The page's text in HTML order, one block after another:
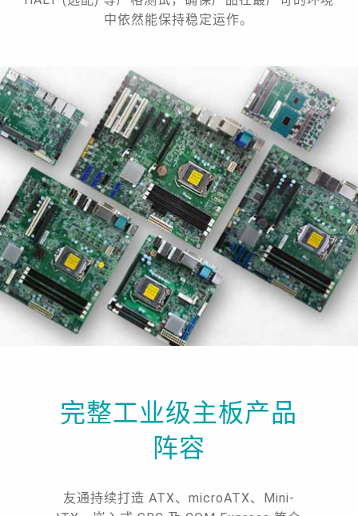
中依然能保持稳定运作。
完整工业级主板产品
阵容
友通持续打造 ATX、microATX、Mini-